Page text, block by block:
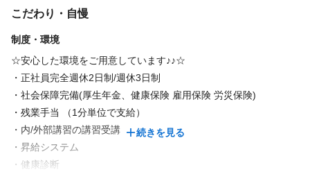
さん美容師）
範囲でOKと働く環境を与えてくれました。
子供が熱を出して休む、土日休み、他のスタッフより早く帰
宅…。
好きな美容師を続けられたのは、周りの温かいサポートがあった
からです。理解をしてくれる環境だからこそパート勤務のスタッ
フも多いです💗
「いらない」と言われるまで働きたい（マネージャー/男性）
択肢が可能です！
働き易さで幅広い年齢の⼈が永く働ける、これはDashの魅⼒で
⾝近なサロンを⽬指しているため、集客⼒も◎︕
お客様に喜んでもらいたい︕この気持ちがあれば、何歳になって
も活躍できます！
こだわり・自慢
制度・環境
☆安心した環境をご用意しています♪♪☆
・正社員完全週休2日制/週休3日制
・社会保障完備(厚生年金、健康保険 雇用保険 労災保険)
・残業手当 （1分単位で支給）
・内/外部講習の講習受講
・昇給システム
・健康診断
続きを見る